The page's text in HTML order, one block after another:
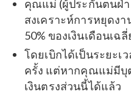
คุณแม่ (ผู้ประกันตนฝ่า
สงเคราะห์การหยุดง
50% ของเงินเดือนเฉ
โดยเบิกได้เป็นระยะเ
ครั้ง แต่หากคุณแม่มีบุ
เงินตรงส่วนนี้ได้แล้ว